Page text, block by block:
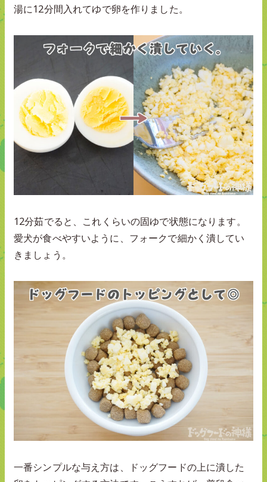
湯に12分間入れてゆで卵を作りました。
12分茹でると、これくらいの固ゆで状態になります。
愛犬が食べやすいように、フォークで細かく潰してい
きましょう。
一番シンプルな与え方は、ドッグフードの上に潰した